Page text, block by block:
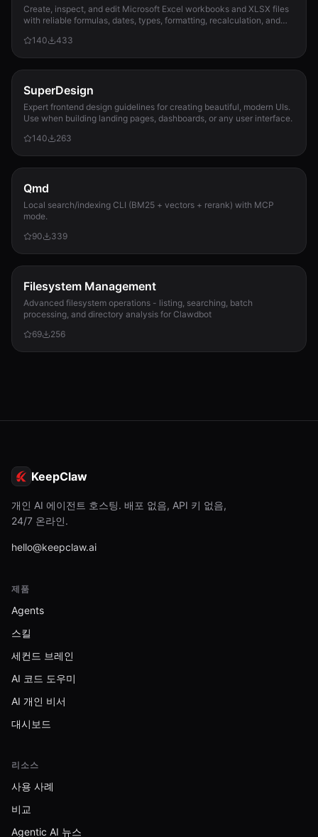
Create, inspect, and edit Microsoft Excel workbooks and XLSX files
with reliable formulas, dates, types, formatting, recalculation, and
140
433
SuperDesign
Expert frontend design guidelines for creating beautiful, modern UIs.
Use when building landing pages, dashboards, or any user interface.
140
263
Qmd
Local search/indexing CLI (BM25 + vectors + rerank) with MCP
mode.
90
339
Filesystem Management
Advanced filesystem operations - listing, searching, batch
processing, and directory analysis for Clawdbot
69
256
KeepClaw
개인 AI 에이전트 호스팅. 배포 없음, API 키 없음,
24/7 온라인.
hello@keepclaw.ai
제품
Agents
스킬
세컨드 브레인
AI 코드 도우미
AI 개인 비서
대시보드
리소스
사용 사례
비교
Agentic AI 뉴스